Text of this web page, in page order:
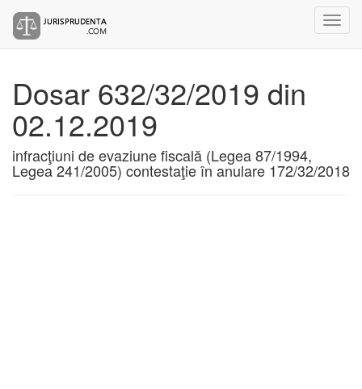
Dosar 632/32/2019 din
02.12.2019
infracţiuni de evaziune fiscală (Legea 87/1994,
Legea 241/2005) contestaţie în anulare 172/32/2018